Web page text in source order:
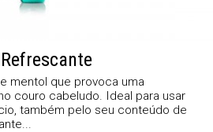
mentol que provoca uma
couro cabeludo. Ideal para usar
também pelo seu conteúdo de